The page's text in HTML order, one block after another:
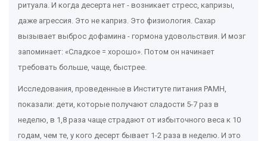
ритуала. И когда десерта нет - возникает стресс, капризы,
даже агрессия. Это не каприз. Это физиология. Сахар
вызывает выброс дофамина - гормона удовольствия. И мозг
запоминает: «Сладкое = хорошо». Потом он начинает
требовать больше, чаще, быстрее.
Исследования, проведенные в Институте питания РАМН,
показали: дети, которые получают сладости 5-7 раз в
неделю, в 1,8 раза чаще страдают от избыточного веса к 10
годам, чем те, у кого десерт бывает 1-2 раза в неделю. И это